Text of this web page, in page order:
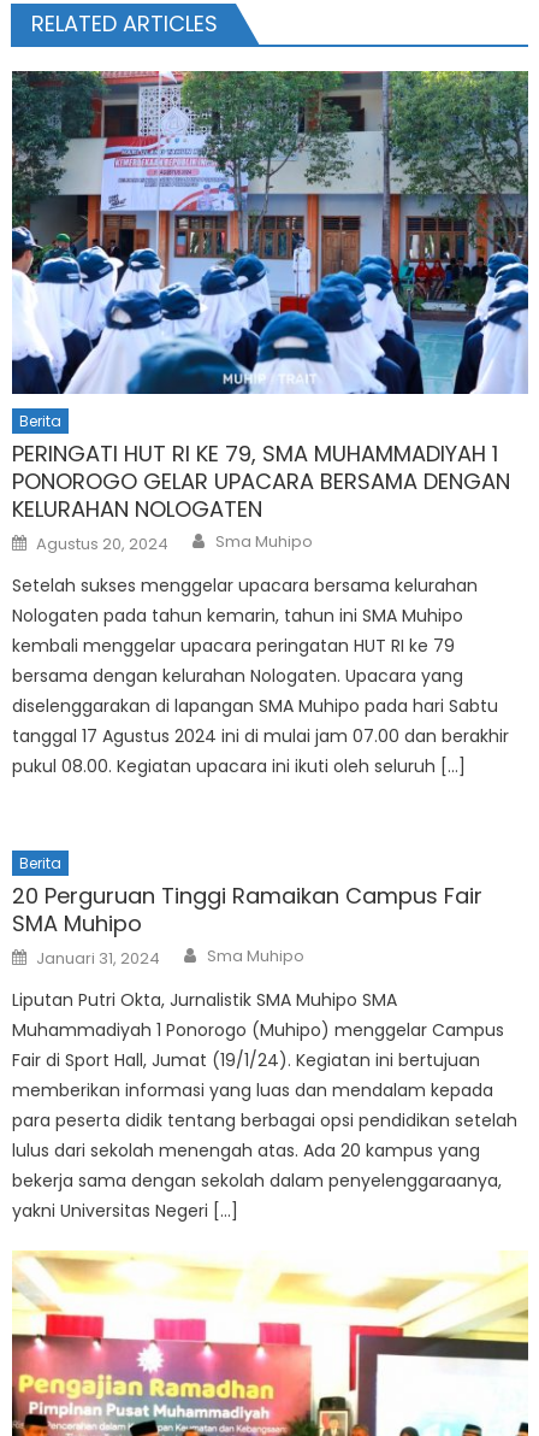
RELATED ARTICLES
Berita
PERINGATI HUT RI KE 79, SMA MUHAMMADIYAH 1
PONOROGO GELAR UPACARA BERSAMA DENGAN
KELURAHAN NOLOGATEN
Posted
on
Agustus 20, 2024 Author
Sma Muhipo
Setelah sukses menggelar upacara bersama kelurahan
Nologaten pada tahun kemarin, tahun ini SMA Muhipo
kembali menggelar upacara peringatan HUT RI ke 79
bersama dengan kelurahan Nologaten. Upacara yang
diselenggarakan di lapangan SMA Muhipo pada hari Sabtu
tanggal 17 Agustus 2024 ini di mulai jam 07.00 dan berakhir
pukul 08.00. Kegiatan upacara ini ikuti oleh seluruh […]
Berita
20 Perguruan Tinggi Ramaikan Campus Fair
SMA Muhipo
Posted
on
Januari 31, 2024 Author
Sma Muhipo
Liputan Putri Okta, Jurnalistik SMA Muhipo SMA
Muhammadiyah 1 Ponorogo (Muhipo) menggelar Campus
Fair di Sport Hall, Jumat (19/1/24). Kegiatan ini bertujuan
memberikan informasi yang luas dan mendalam kepada
para peserta didik tentang berbagai opsi pendidikan setelah
lulus dari sekolah menengah atas. Ada 20 kampus yang
bekerja sama dengan sekolah dalam penyelenggaraanya,
yakni Universitas Negeri […]